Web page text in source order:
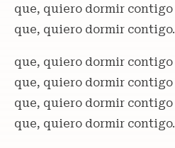
que, quiero dormir contigo
que, quiero dormir contigo.
que, quiero dormir contigo
que, quiero dormir contigo
que, quiero dormir contigo
que, quiero dormir contigo.